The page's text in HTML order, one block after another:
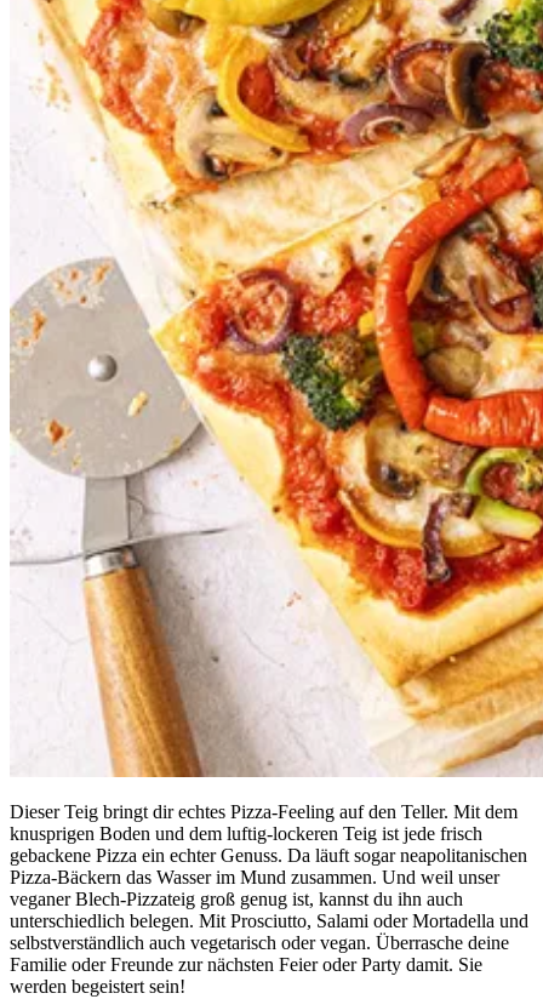
Dieser Teig bringt dir echtes Pizza-Feeling auf den Teller. Mit dem
knusprigen Boden und dem luftig-lockeren Teig ist jede frisch
gebackene Pizza ein echter Genuss. Da läuft sogar neapolitanischen
Pizza-Bäckern das Wasser im Mund zusammen. Und weil unser
veganer Blech-Pizzateig groß genug ist, kannst du ihn auch
unterschiedlich belegen. Mit Prosciutto, Salami oder Mortadella und
selbstverständlich auch vegetarisch oder vegan. Überrasche deine
Familie oder Freunde zur nächsten Feier oder Party damit. Sie
werden begeistert sein!